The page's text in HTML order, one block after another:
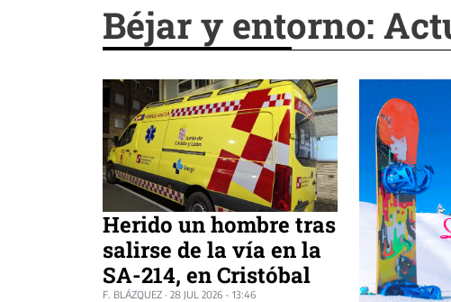
Béjar y entorno:
Herido un hombre tras
salirse de la vía en la
SA-214, en Cristóbal
F. BLÁZQUEZ · 28 JUL 2026 - 13:46